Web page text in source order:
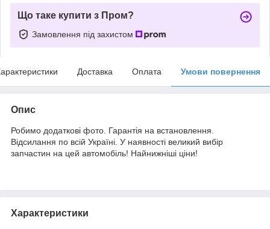
Що таке купити з Пром?
Замовлення під захистом
Доставка Оплата Умови повернення
Опис
Робимо додаткові фото. Гарантія на встановлення.
Відсилання по всій Україні. У наявності великий вибір
запчастин на цей автомобіль! Найнижніші ціни!
Характеристики